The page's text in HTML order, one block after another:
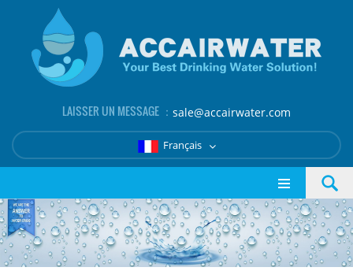
LAISSER UN MESSAGE ： sale@accairwater.com
Français